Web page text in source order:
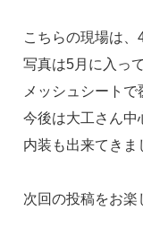
こちらの現場は
写真は5月に入っ
メッシュシートで
今後は大工さん中
内装も出来てき
次回の投稿をお